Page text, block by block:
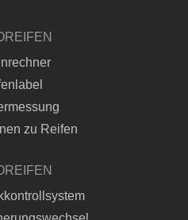
zu Reifen